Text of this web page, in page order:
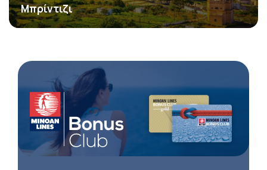
Μπρίντιζι